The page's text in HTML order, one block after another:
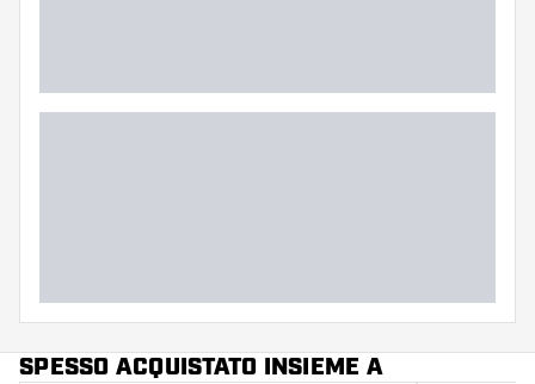
SPESSO ACQUISTATO INSIEME A